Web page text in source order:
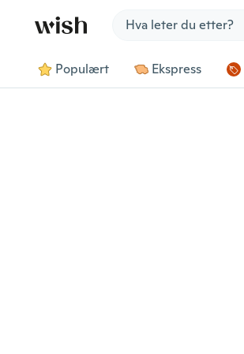
Populært Ekspress